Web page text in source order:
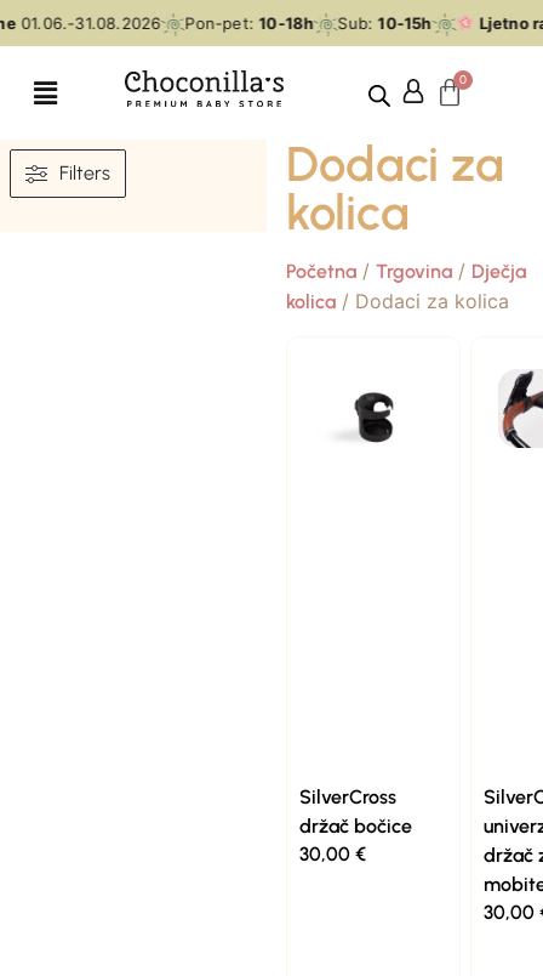
01.06.-31.08.2026 Pon-pet:10-18h Sub:10-15h Ljetno
Filters
Dodaci za
kolica
Početna/ Trgovina/ Dječja
kolica/ Dodaci za kolica
SilverCross
držač bočice
30,00 €
držač
30,00